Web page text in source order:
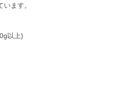
ます。
以上)